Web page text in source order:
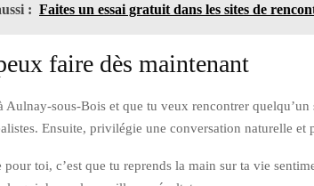
: Faites un essai gratuit dans les sites de
faire dès maintenant
Aulnay-sous-Bois et que tu veux rencontrer
Ensuite, privilégie une conversation naturelle
pour toi, c’est que tu reprends la main sur ta vie